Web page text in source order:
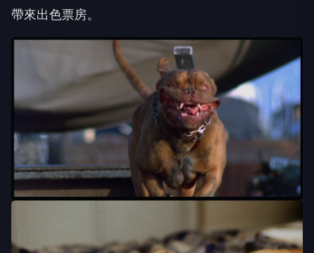
帶來出色票房。